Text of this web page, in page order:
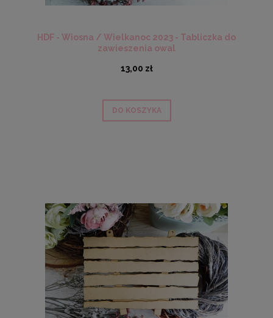
HDF - Wiosna / Wielkanoc 2023 - Tabliczka do
zawieszenia owal
13,00 zł
DO KOSZYKA